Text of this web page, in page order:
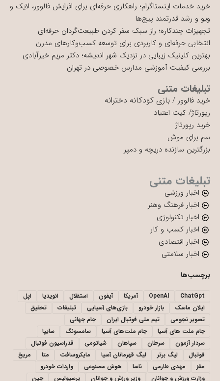
خرید خدمات اینستاگرام؛ راهکاری حرفه‌ای برای افزایش فالوور، لایک و
ویو و رشد قدرتمند پیج‌ها
تجهیزات چندکاره؛ راز سبک سفر کردن طبیعت‌گردان حرفه‌ای
انتخابی حرفه‌ای و کاربردی برای توسعه کسب‌وکارهای مدرن
بهترین کلینیک زیبایی در نزدیک شهر اندیشه؛ دکتر مریم خیرآبادی
بررسی کیفیت آموزشی مدارس خصوصی در تهران
تبلیغات متنی
خرید فالوور / بازی کودکانه دخترانه
رپورتاژ/ کیت اعتیاد
خرید رپورتاژ
سم برای موش
بزرگترین سازنده دریچه و دمپر
تبلیغات متنی
اخبار ورزشی
اخبار فرهنگ وهنر
اخبار تکنولوژی
اخبار کسب و کار
اخبار اقتصادی
اخبار سلامتی
برچسب‌ها
ChatGpt
OpenAI آمریکا آیفون استقلال انویدیا
اپل
ایلان ماسک
بازار خودرو بازی‌های آسیایی تبلیغات
تحقیق
تصویر نجومی
تیم ملی فوتبال ایران
جام جهانی
جام ملت های آسیا
جام ملت‌های آسیا سامسونگ
سایپا
سردار آزمون
سرطان سپاهان شیائومی
فدراسیون فوتبال
فوتبال
لیگ برتر لیگ قهرمانان آسیا مایکروسافت متا
مریخ
مغز
مهدی طارمی ناسا هوش مصنوعی
واردات خودرو
وزارت ورزش و جوانان
وزیر ورزش و جوانان پرسپولیس چین